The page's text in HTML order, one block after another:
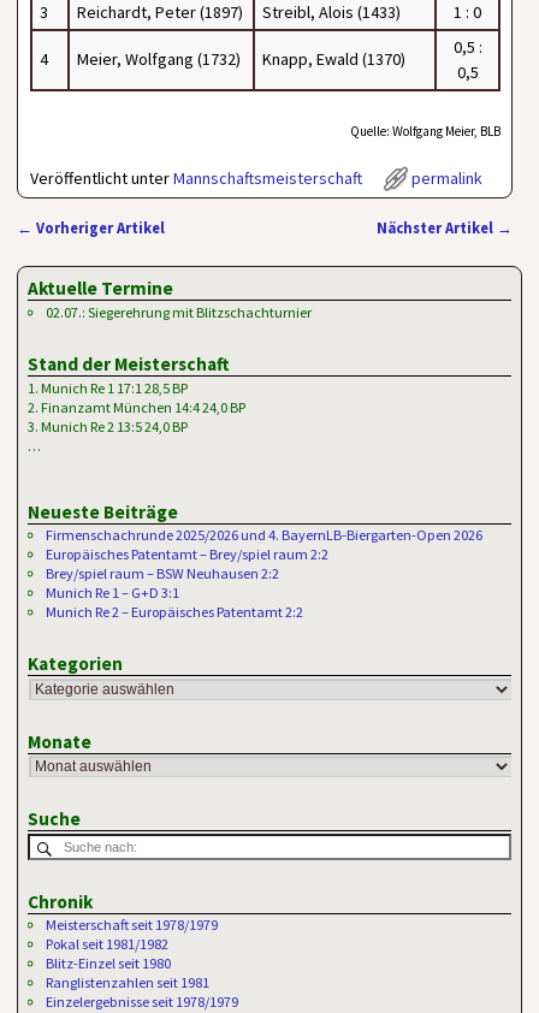
3 Reichardt, Peter (1897) Streibl, Alois (1433) 1 : 0
4 Meier, Wolfgang (1732) Knapp, Ewald (1370)
0,5 :
0,5
Quelle: Wolfgang Meier, BLB
Veröffentlicht unterMannschaftsmeisterschaft permalink
← Vorheriger Artikel Nächster Artikel →
Aktuelle Termine
02.07.: Siegerehrung mit Blitzschachturnier
Stand der Meisterschaft
1. Munich Re 1 17:1 28,5 BP
2. Finanzamt München 14:4 24,0 BP
3. Munich Re 2 13:5 24,0 BP
…
Neueste Beiträge
Firmenschachrunde 2025/2026 und 4. BayernLB-Biergarten-Open 2026
Europäisches Patentamt – Brey/spiel raum 2:2
Brey/spiel raum – BSW Neuhausen 2:2
Munich Re 1 – G+D 3:1
Munich Re 2 – Europäisches Patentamt 2:2
Kategorien
Monate
Suche
Chronik
Meisterschaft seit 1978/1979
Pokal seit 1981/1982
Blitz-Einzel seit 1980
Ranglistenzahlen seit 1981
Einzelergebnisse seit 1978/1979